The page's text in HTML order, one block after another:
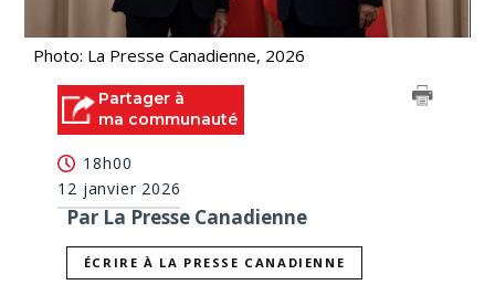
Photo: La Presse Canadienne, 2026
Partager à
ma communauté
18h00
12 janvier 2026
Par La Presse Canadienne
ÉCRIRE À LA PRESSE CANADIENNE